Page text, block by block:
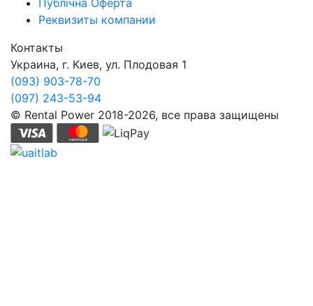
Публічна Оферта
Реквизиты компании
Контакты
Украина, г. Киев, ул. Плодовая 1
(093) 903-78-70
(097) 243-53-94
© Rental Power 2018-2026, все права защищены